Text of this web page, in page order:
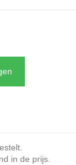
in de prijs.